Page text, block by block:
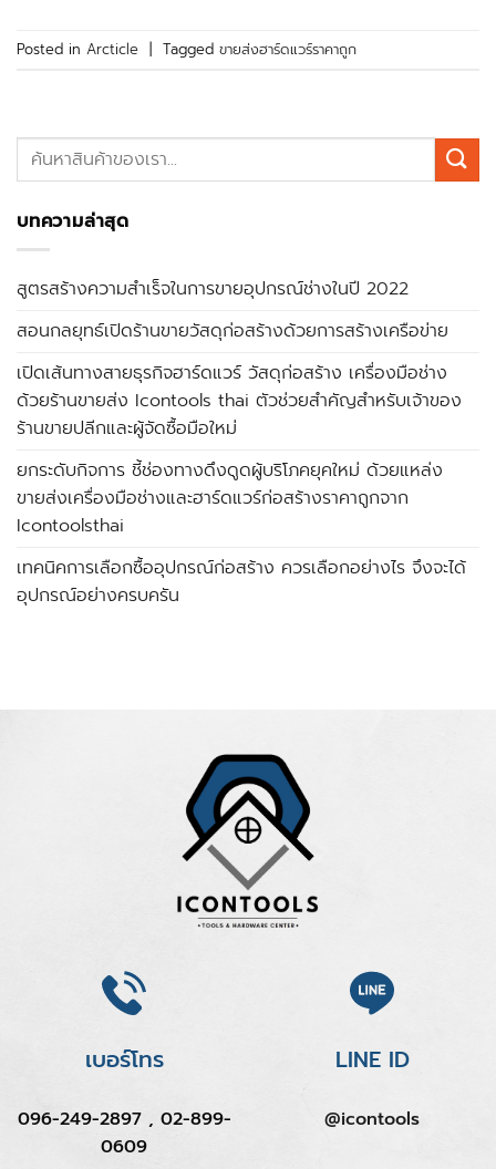
Posted in Arcticle | Tagged ขายส่งฮาร์ดแวร์ราคาถูก
บทความล่าสุด
สูตรสร้างความสำเร็จในการขายอุปกรณ์ช่างในปี 2022
สอนกลยุทธ์เปิดร้านขายวัสดุก่อสร้างด้วยการสร้างเครือข่าย
เปิดเส้นทางสายธุรกิจฮาร์ดแวร์ วัสดุก่อสร้าง เครื่องมือช่าง
ด้วยร้านขายส่ง Icontools thai ตัวช่วยสำคัญสำหรับเจ้าของ
ร้านขายปลีกและผู้จัดซื้อมือใหม่
ยกระดับกิจการ ชี้ช่องทางดึงดูดผู้บริโภคยุคใหม่ ด้วยแหล่ง
ขายส่งเครื่องมือช่างและฮาร์ดแวร์ก่อสร้างราคาถูกจาก
Icontoolsthai
เทคนิคการเลือกซื้ออุปกรณ์ก่อสร้าง ควรเลือกอย่างไร จึงจะได้
อุปกรณ์อย่างครบครัน
เบอร์โทร
096-249-2897 , 02-899-
0609
LINE ID
@icontools